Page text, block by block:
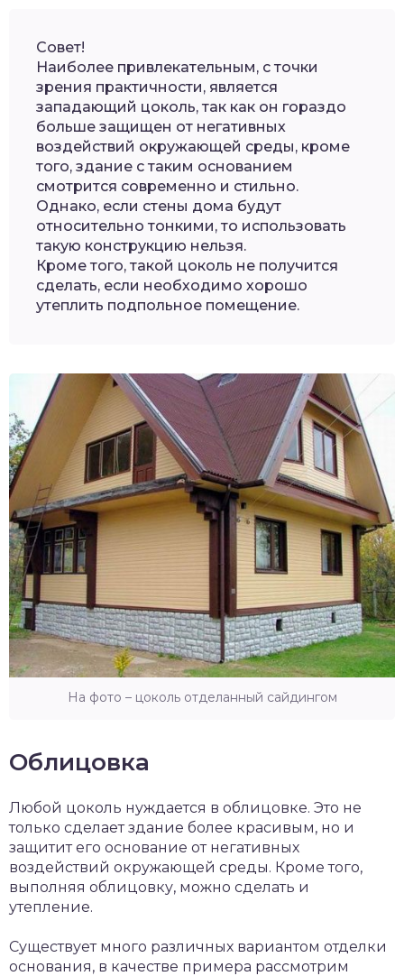
Совет!
Наиболее привлекательным, с точки
зрения практичности, является
западающий цоколь, так как он гораздо
больше защищен от негативных
воздействий окружающей среды, кроме
того, здание с таким основанием
смотрится современно и стильно.
Однако, если стены дома будут
относительно тонкими, то использовать
такую конструкцию нельзя.
Кроме того, такой цоколь не получится
сделать, если необходимо хорошо
утеплить подпольное помещение.
На фото – цоколь отделанный сайдингом
Облицовка
Любой цоколь нуждается в облицовке. Это не
только сделает здание более красивым, но и
защитит его основание от негативных
воздействий окружающей среды. Кроме того,
выполняя облицовку, можно сделать и
утепление.
Существует много различных вариантом отделки
основания, в качестве примера рассмотрим